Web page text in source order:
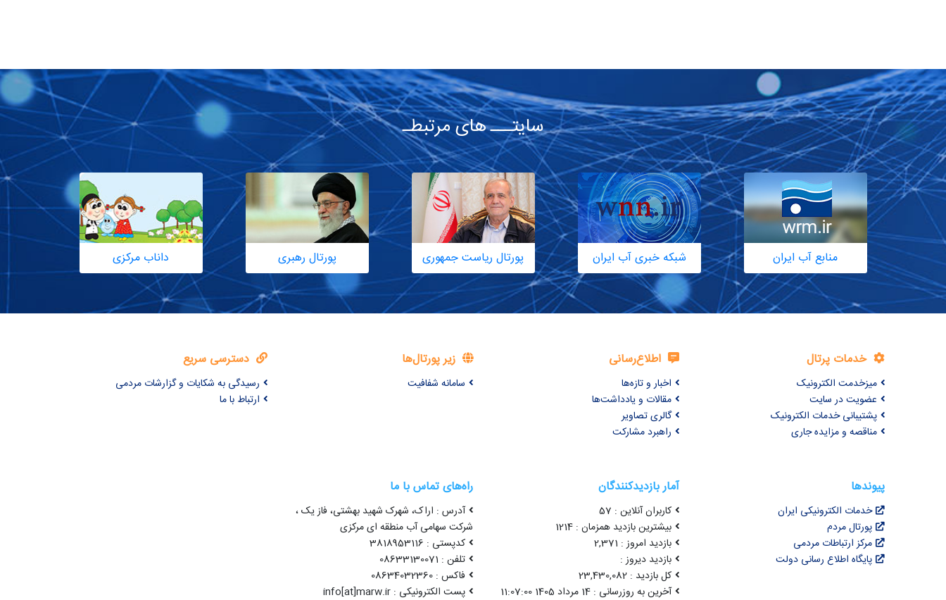
سایتـــ های مرتبطـ
منابع آب ایران شبکه خبری آب ایران پورتال ریاست جمهوری پورتال رهبری داناب مرکزی
خدمات پرتال
میزخدمت الکترونیک
عضویت در سایت
پشتیبانی خدمات الکترونیک
مناقصه و مزایده جاری
اطلاع‌رسانی
اخبار و تازه‌ها
مقالات و یادداشت‌ها
گالری تصاویر
راهبرد مشارکت
زیر پورتال‌ها
سامانه شفافیت
دسترسی سریع
رسیدگی به شکایات و گزارشات مردمی
ارتباط با ما
پیوندها
خدمات الکترونیکی ایران
پورتال مردم
مرکز ارتباطات مردمی
پایگاه اطلاع رسانی دولت
آمار بازدیدکنندگان
کاربران آنلاین : 57
بیشترین بازدید همزمان : 1214
بازدید امروز : 2,371
بازدید دیروز :
کل بازدید : 23,430,082
آخرین به روزرسانی : 14 مرداد 1405 11:07:00
راه‌های تماس با ما
آدرس : اراک، شهرک شهید بهشتی، فاز یک ،
شرکت سهامی آب منطقه ای مرکزی
کدپستی : 3818953116
تلفن : 08633130071
فاکس : 08634032360
پست الکترونیکی : info[at]marw.ir